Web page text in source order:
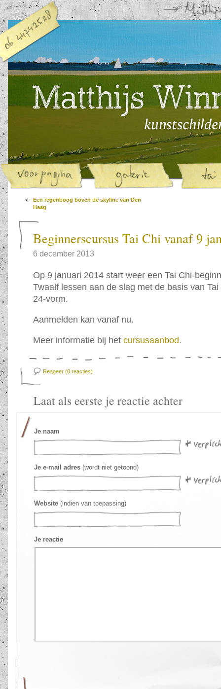
Een regenboog boven de skyline van Den
Haag
Beginnerscursus Tai Chi vanaf 9
6 december 2013
Op 9 januari 2014 start weer een Tai Chi-
Twaalf lessen aan de slag met de basis van
24-vorm.
Aanmelden kan vanaf nu.
Meer informatie bij het cursusaanbod.
Reageer (0 reacties)
Laat als eerste je reactie achter
Je naam
Je e-mail adres (wordt niet getoond)
Website (indien van toepassing)
Je reactie